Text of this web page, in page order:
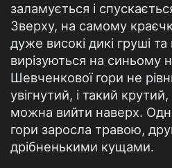
заламується і
Зверху, на самому
дуже високі дикі груші
вирізуються на синьому
Шевченкової гори не
увігнутий, і такий
можна вийти наверх.
гори заросла травою,
дрібненькими кущами.